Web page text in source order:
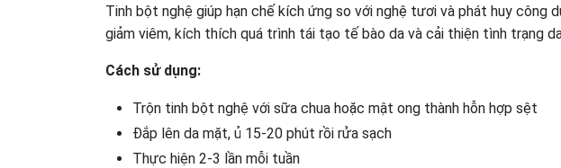
Tinh bột nghệ giúp hạn chế kích ứng so với nghệ tươi và phát huy công
giảm viêm, kích thích quá trình tái tạo tế bào da và cải thiện tình trạng
Cách sử dụng:
Trộn tinh bột nghệ với sữa chua hoặc mật ong thành hỗn hợp sệt
Đắp lên da mặt, ủ 15-20 phút rồi rửa sạch
Thực hiện 2-3 lần mỗi tuần